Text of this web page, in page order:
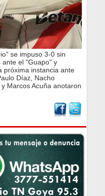
se impuso 3-0 sin
ante el "Guapo" y
próxima instancia ante
Díaz, Nacho
Marcos Acuña anotaron